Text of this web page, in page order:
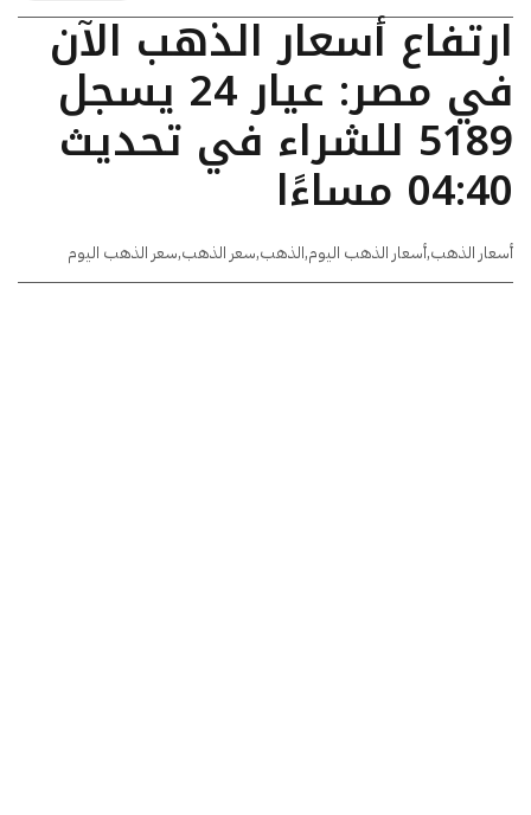
ارتفاع أسعار الذهب الآن
في مصر: عيار 24 يسجل
5189 للشراء في تحديث
04:40 مساءًا
أسعار الذهب,أسعار الذهب اليوم,الذهب,سعر الذهب,سعر الذهب اليوم